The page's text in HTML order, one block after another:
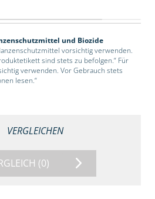
und Biozide
vorsichtig verwenden.
sind stets zu befolgen.“ Für
verwenden. Vor Gebrauch stets
lesen.“
VERGLEICHEN
(0)